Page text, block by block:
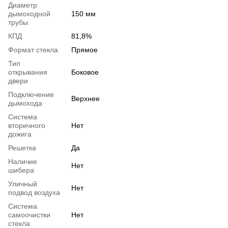
Диаметр
дымоходной
трубы
150 мм
КПД
81,8%
Формат стекла
Прямое
Тип
открывания
двери
Боковое
Подключение
дымохода
Верхнее
Система
вторичного
дожига
Нет
Решетка
Да
Наличие
шибера
Нет
Уличный
подвод воздуха
Нет
Система
самоочистки
стекла
Нет